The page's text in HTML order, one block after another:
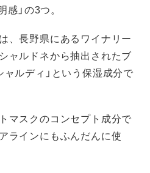
感」の3つ。
、長野県にあるワイナリー
ャルドネから抽出されたブ
ャルディ」という保湿成分で
マスクのコンセプト成分で
ラインにもふんだんに使